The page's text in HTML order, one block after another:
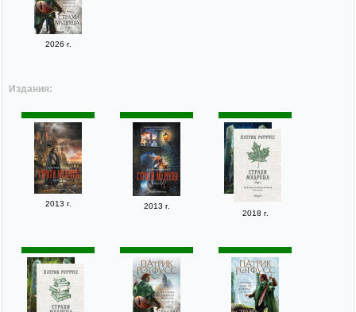
2026 г.
Издания:
2013 г.
2013 г.
2018 г.